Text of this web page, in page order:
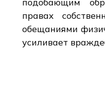
правах
обещаниями
усиливает